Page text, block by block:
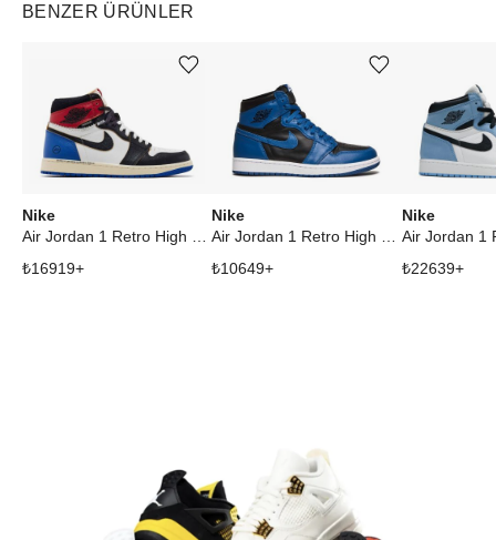
BENZER ÜRÜNLER
Nike
₺16919+
Ürünü istek listesine ekle veya listeden çıkar
Nike
₺10649+
Ürünü istek listesine ekle veya listeden çıkar
Nike
₺22639+